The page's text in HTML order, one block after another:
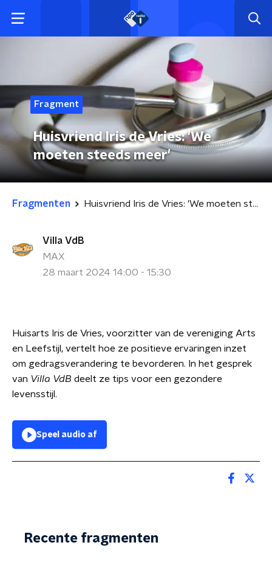
Fragment
Huisvriend Iris de Vries: 'We
moeten steeds meer'
Fragmenten Huisvriend Iris de Vries: 'We moeten steeds meer'
Villa VdB
MAX
28 maart 2024 14:00 - 15:30
Huisarts Iris de Vries, voorzitter van de vereniging Arts
en Leefstijl, vertelt hoe ze positieve ervaringen inzet
om gedragsverandering te bevorderen. In het gesprek
van Villa VdB deelt ze tips voor een gezondere
levensstijl.
Speel audio af
Recente fragmenten